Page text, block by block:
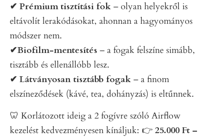
✔ Prémium tisztítási fok – olyan helyekről is
eltávolít lerakódásokat, ahonnan a hagyományos
módszer nem.
✔Biofilm-mentesítés – a fogak felszíne simább,
tisztább és ellenállóbb lesz.
✔ Látványosan tisztább fogak – a finom
elszíneződések (kávé, tea, dohányzás) is eltűnnek.
🦷 Korlátozott ideig a 2 fogívre szóló Airflow
kezelést kedvezményesen kínáljuk: 👉 25.000 Ft –